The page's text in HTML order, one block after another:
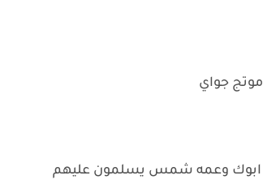
جواي
ابوك وعمه شمس يسلمون عليهم